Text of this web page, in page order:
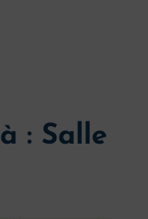
: Salle